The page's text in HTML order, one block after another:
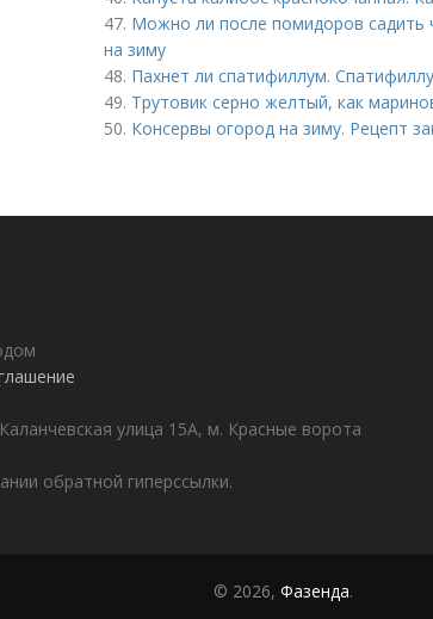
47. Можно ли после помидоров садить
на зиму
48. Пахнет ли спатифиллум.
49. Трутовик серно желтый, как
50. Консервы огород на зиму. Рецепт
улица 15А, м. Красные ворота
обратной гиперссылки.
© 2026, Фазенда.